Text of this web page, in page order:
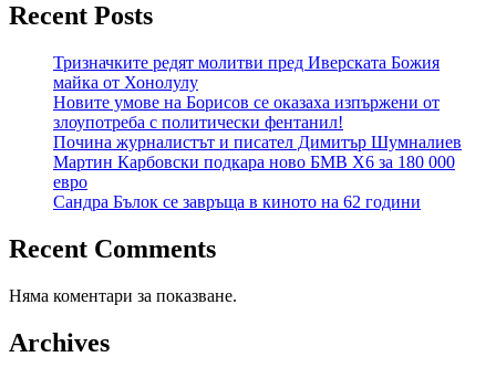
Recent Posts
Тризначките редят молитви пред Иверската Божия
майка от Хонолулу
Новите умове на Борисов се оказаха изпържени от
злоупотреба с политически фентанил!
Почина журналистът и писател Димитър Шумналиев
Мартин Карбовски подкара ново БМВ Х6 за 180 000
евро
Сандра Бълок се завръща в киното на 62 години
Recent Comments
Няма коментари за показване.
Archives